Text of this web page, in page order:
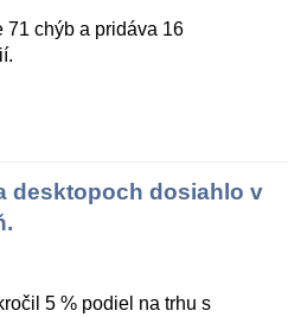
71 chýb a pridáva 16
desktopoch dosiahlo v
5 % podiel na trhu s